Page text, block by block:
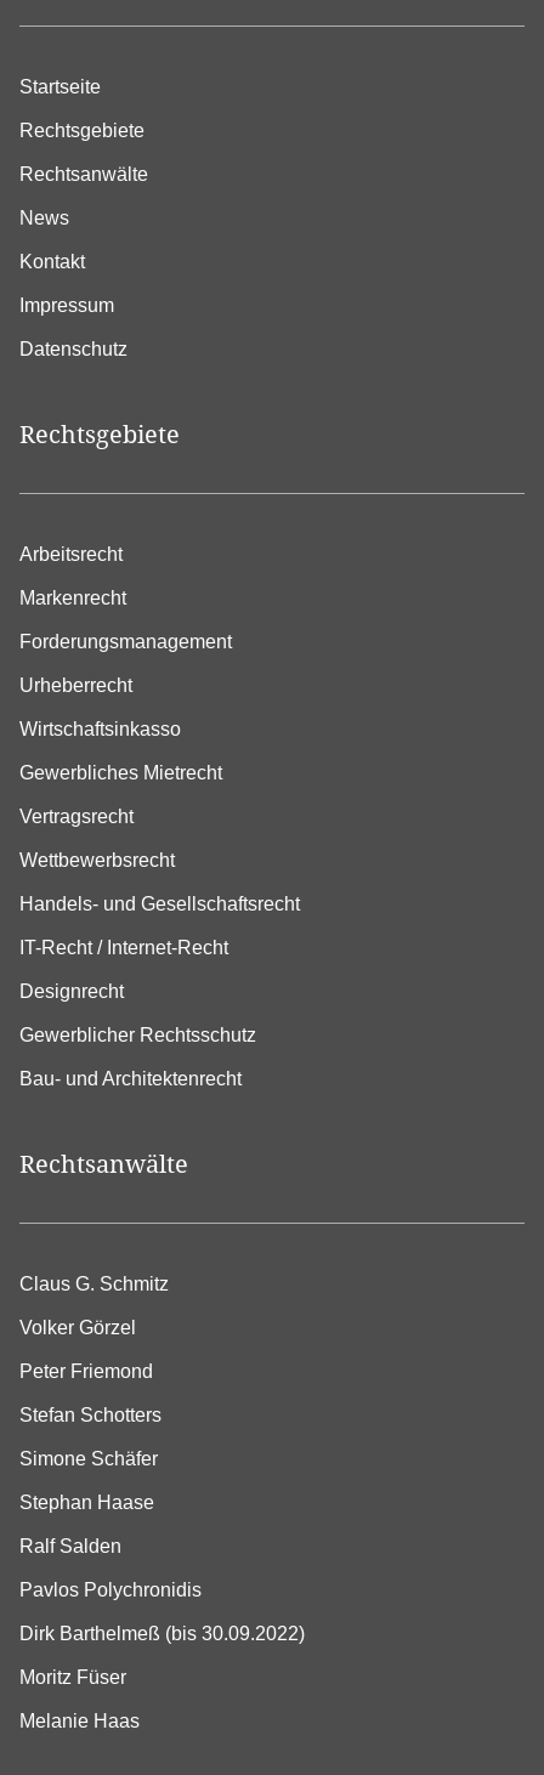
Startseite
Rechtsgebiete
Rechtsanwälte
News
Kontakt
Impressum
Datenschutz
Rechtsgebiete
Arbeitsrecht
Markenrecht
Forderungsmanagement
Urheberrecht
Wirtschaftsinkasso
Gewerbliches Mietrecht
Vertragsrecht
Wettbewerbsrecht
Handels- und Gesellschaftsrecht
IT-Recht / Internet-Recht
Designrecht
Gewerblicher Rechtsschutz
Bau- und Architektenrecht
Rechtsanwälte
Claus G. Schmitz
Volker Görzel
Peter Friemond
Stefan Schotters
Simone Schäfer
Stephan Haase
Ralf Salden
Pavlos Polychronidis
Dirk Barthelmeß (bis 30.09.2022)
Moritz Füser
Melanie Haas